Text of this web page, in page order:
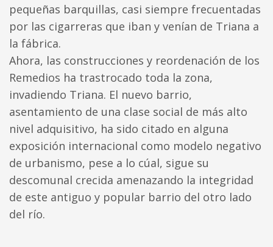
pequeñas barquillas, casi siempre frecuentadas
por las cigarreras que iban y venían de Triana a
la fábrica.
Ahora, las construcciones y reordenación de los
Remedios ha trastrocado toda la zona,
invadiendo Triana. El nuevo barrio,
asentamiento de una clase social de más alto
nivel adquisitivo, ha sido citado en alguna
exposición internacional como modelo negativo
de urbanismo, pese a lo cúal, sigue su
descomunal crecida amenazando la integridad
de este antiguo y popular barrio del otro lado
del río.